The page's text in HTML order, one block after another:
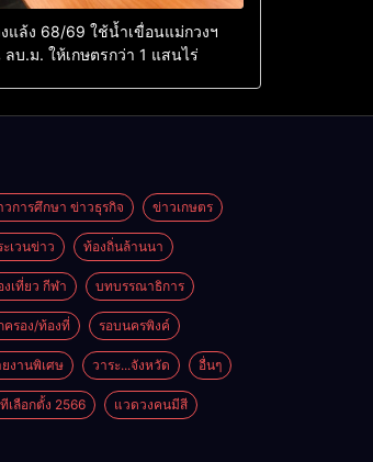
แล้ง 68/69 ใช้น้ำเขื่อนแม่กวงฯ
ลบ.ม. ให้เกษตรกว่า 1 แสนไร่
วการศึกษา ข่าวธุรกิจ ข่าวเกษตร
ะเวนข่าว ท้องถิ่นล้านนา
งเที่ยว กีฬา บทบรรณาธิการ
ครอง/ท้องที่ รอบนครพิงค์
ยงานพิเศษ วาระ...จังหวัด อื่นๆ
ทีเลือกตั้ง 2566 แวดวงคนมีสี